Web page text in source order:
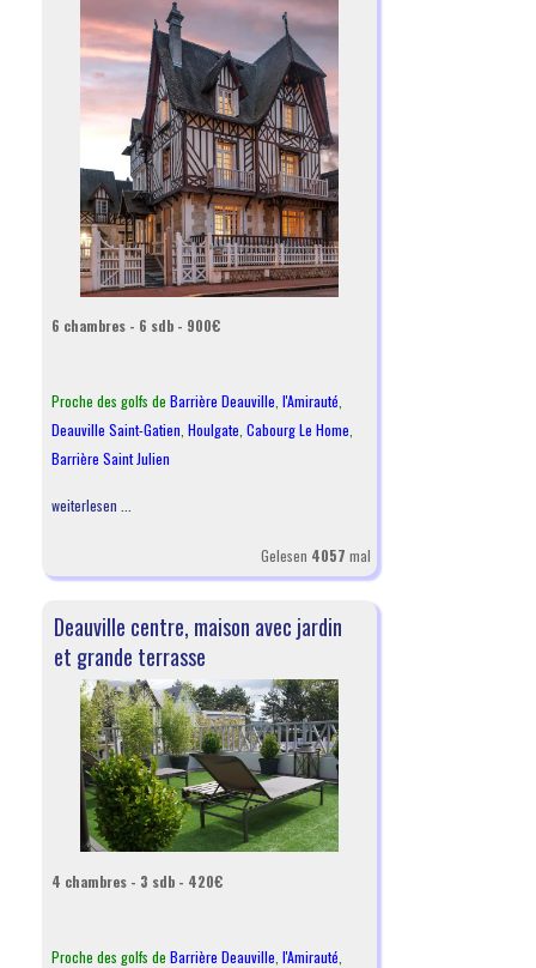
6 chambres - 6 sdb - 900€
Proche des golfs de Barrière Deauville l'Amirauté
Deauville Saint-Gatien Houlgate Cabourg Le Home
Barrière Saint Julien
weiterlesen ...
Gelesen 4057 mal
Deauville centre, maison avec jardin
et grande terrasse
4 chambres - 3 sdb - 420€
Proche des golfs de Barrière Deauville l'Amirauté